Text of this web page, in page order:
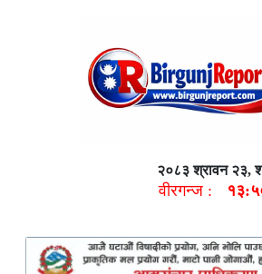
२०८३ श्रावन २३,
वीरगन्ज :